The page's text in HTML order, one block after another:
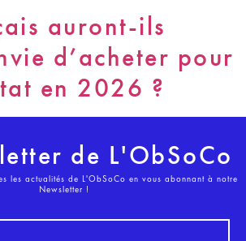
auront-ils
d’acheter pour
en 2026 ?
de L'ObSoCo
les actualités de L'ObSoCo en vous abonnant à notre
Newsletter !